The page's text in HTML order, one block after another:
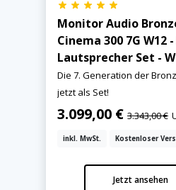
Monitor Audio
Cinema 300 7G W12 -
Lautsprecher Set -
Die 7. Generation der
jetzt als Set!
3.099,00 € 3.343,00 €
inkl. MwSt. Kostenloser
Jetzt ansehen